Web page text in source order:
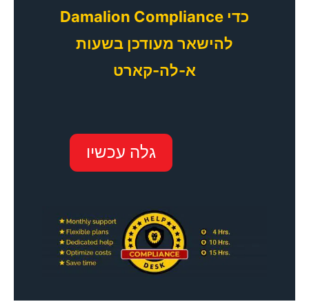
Damalion Compliance כדי
להישאר מעודכן בשעות
א-לה-קארט
גלה עכשיו